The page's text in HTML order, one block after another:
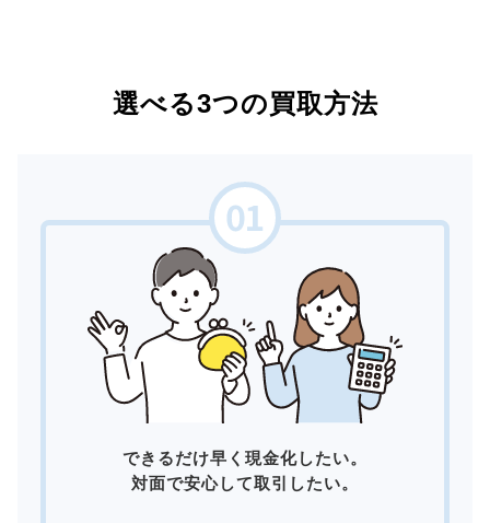
選べる3つの買取方法
できるだけ早く現金化したい。
対面で安心して取引したい。